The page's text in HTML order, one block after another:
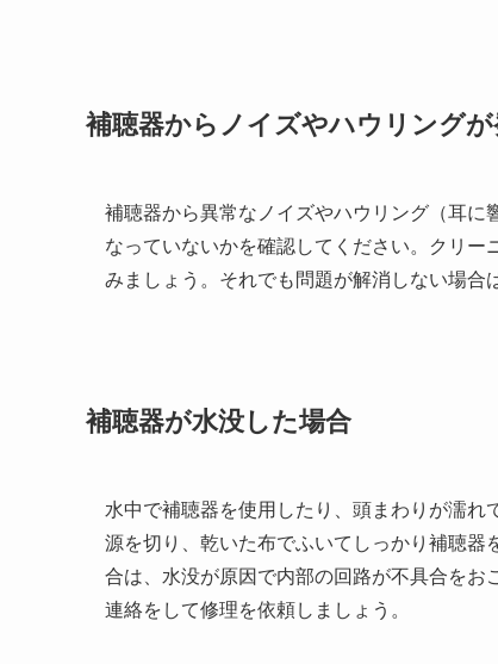
補聴器からノイズやハウリング
補聴器から異常なノイズやハウリング（耳に
なっていないかを確認してください。クリ
みましょう。それでも問題が解消しない場合
補聴器が水没した場合
水中で補聴器を使用したり、頭まわりが濡
源を切り、乾いた布でふいてしっかり補聴
合は、水没が原因で内部の回路が不具合をお
連絡をして修理を依頼しましょう。